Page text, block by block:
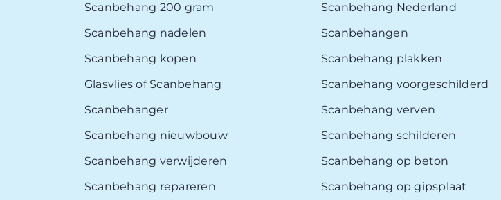
Scanbehang 200 gram
Scanbehang nadelen
Scanbehang kopen
Glasvlies of Scanbehang
Scanbehanger
Scanbehang nieuwbouw
Scanbehang verwijderen
Scanbehang repareren
Scanbehang Nederland
Scanbehangen
Scanbehang plakken
Scanbehang voorgeschilderd
Scanbehang verven
Scanbehang schilderen
Scanbehang op beton
Scanbehang op gipsplaat